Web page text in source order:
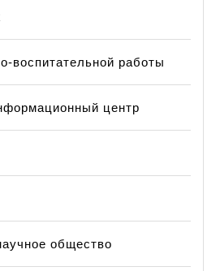
воспитательной работы
центр
общество